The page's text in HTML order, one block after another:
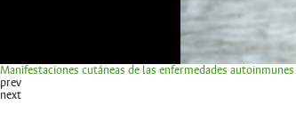
Manifestaciones cutáneas de las enfermedades autoinmunes
prev
next